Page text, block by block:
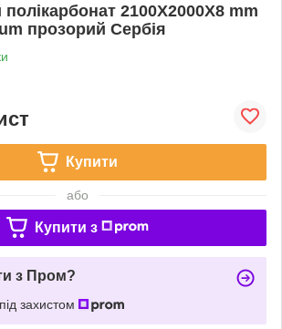
2100Х2000Х8 mm
прозорий Сербія
Купити
або
Купити з
з Пром?
захистом